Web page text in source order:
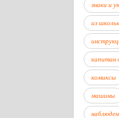
знаки и
из
капитан
комиксы
машины